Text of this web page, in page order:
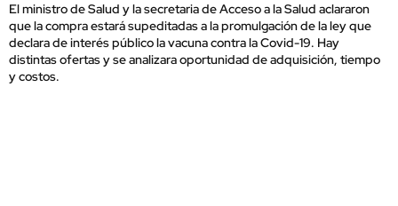
El ministro de Salud y la secretaria de Acceso a la Salud aclararon
que la compra estará supeditadas a la promulgación de la ley que
declara de interés público la vacuna contra la Covid-19. Hay
distintas ofertas y se analizara oportunidad de adquisición, tiempo
y costos.